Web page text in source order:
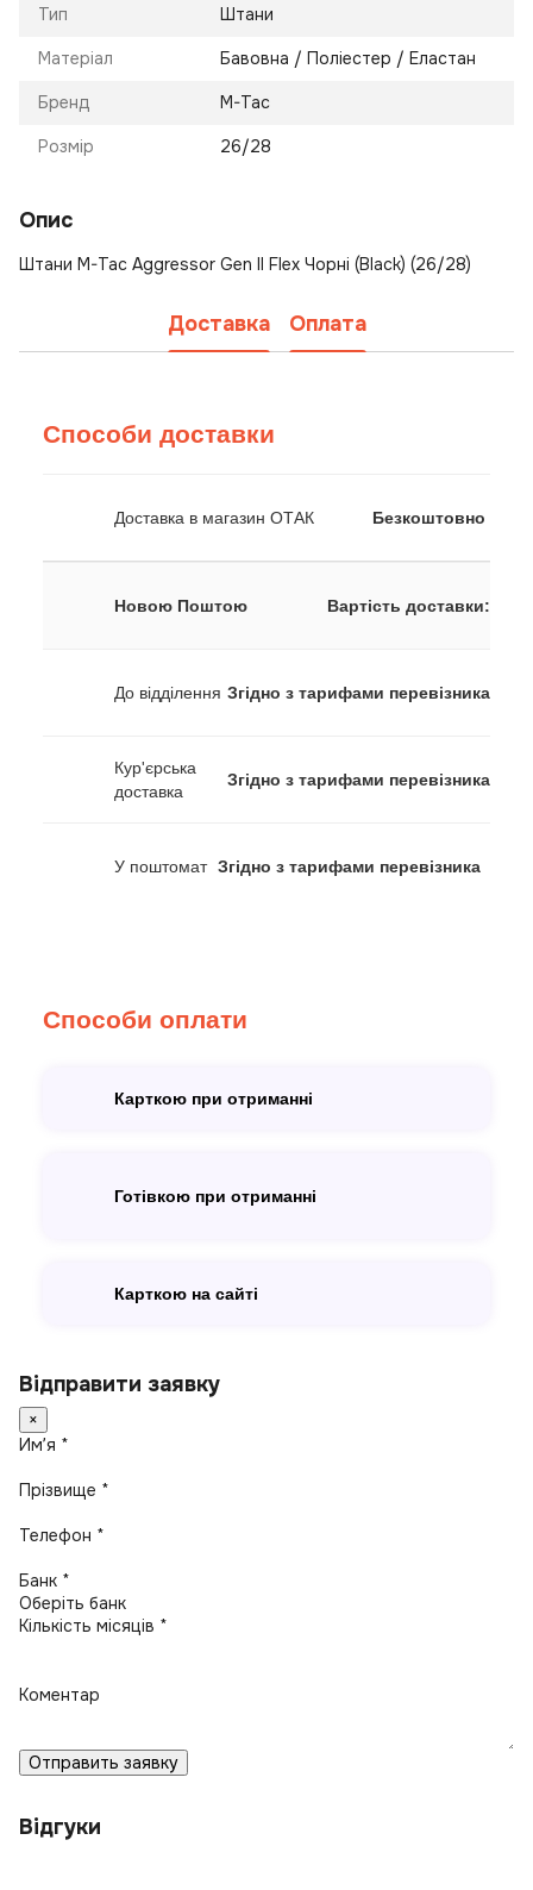
Тип Штани
Матеріал Бавовна / Поліестер / Еластан
Бренд M-Tac
Розмір 26/28
Опис
Штани M-Tac Aggressor Gen II Flex Чорні (Black) (26/28)
Доставка Оплата
Способи доставки
Доставка в магазин ОТАК Безкоштовно
Новою Поштою Вартість доставки:
До відділення Згідно з тарифами перевізника
Кур'єрська
доставка
Згідно з тарифами перевізника
У поштомат Згідно з тарифами перевізника
Способи оплати
Карткою при отриманні
Готівкою при отриманні
Карткою на сайті
Відправити заявку
×
Имʼя *
Прізвище *
Телефон *
Банк *
Кількість місяців *
Коментар
Отправить заявку
Відгуки